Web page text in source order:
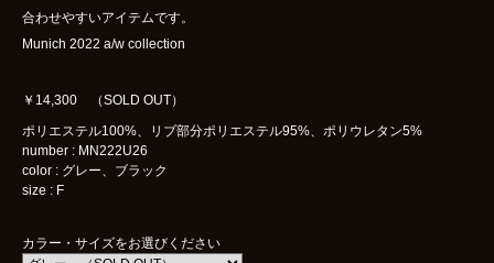
合わせやすいアイテムです。
Munich 2022 a/w collection
￥14,300 （SOLD OUT）
ポリエステル100%、リブ部分ポリエステル95%、ポリウレタン5%
number : MN222U26
color : グレー、ブラック
size : F
カラー・サイズをお選びください